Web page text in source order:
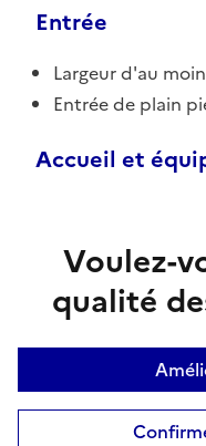
Entrée
Largeur d'au
Entrée de plain
Accueil et
Voulez-
qualité